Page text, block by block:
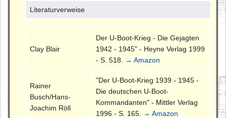
Literaturverweise
Clay Blair
Der U-Boot-Krieg - Die Gejagten
1942 - 1945" - Heyne Verlag 1999
- S. 518.
→ Amazon
Rainer
Busch/Hans-
Joachim Röll
"Der U-Boot-Krieg 1939 - 1945 -
Die deutschen U-Boot-
Kommandanten" - Mittler Verlag
1996 - S. 165.
→ Amazon